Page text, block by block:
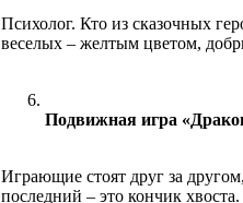
Психолог. Кто из сказочных
веселых – желтым цветом,
Подвижная игра
Играющие стоят друг за
последний – это кончик